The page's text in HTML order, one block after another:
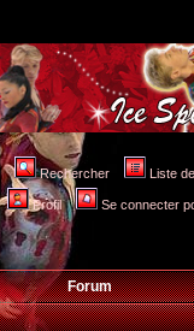
Rechercher Liste
Profil Se connecter
Forum